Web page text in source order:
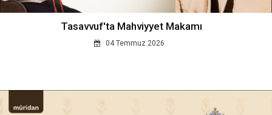
Tasavvuf'ta Mahviyyet Makamı
04 Temmuz 2026